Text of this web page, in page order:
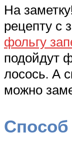
На
рецепту с
фольгу
подойдут
лосось. А
можно
Способ